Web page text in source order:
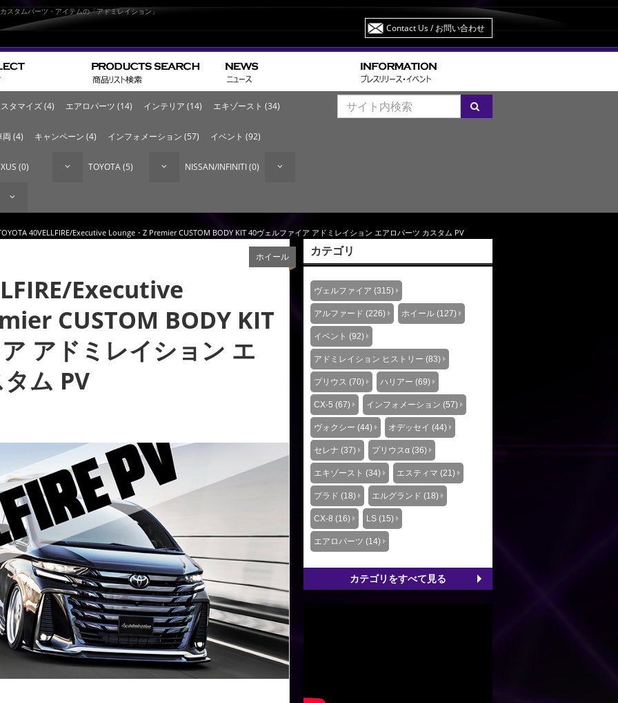
タムパーツ・アイテムの「アドミレイション」
Contact Us/ お問い合わせ
タマイズ (4) エアロパーツ (14) インテリア (14) エキゾースト (34)
両 (4) キャンペーン (4) インフォメーション (57) イベント (92)
(0) TOYOTA (5) NISSAN/INFINITI (0)
40VELLFIRE/Executive Lounge・Z Premier CUSTOM BODY KIT 40ヴェルファイア アドミレイション エアロパーツ カスタム PV
ホイール
Executive
CUSTOM BODY KIT
アドミレイション エ
ム PV
カテゴリ
ヴェルファイア (315)
アルファード (226) ホイール (127)
イベント (92)
アドミレイション ヒストリー (83)
プリウス (70) ハリアー (69)
CX-5 (67) インフォメーション (57)
ヴォクシー (44) オデッセイ (44)
セレナ (37) プリウスα (36)
エキゾースト (34) エスティマ (21)
プラド (18) エルグランド (18)
CX-8 (16) LS (15)
エアロパーツ (14)
カテゴリをすべて見る